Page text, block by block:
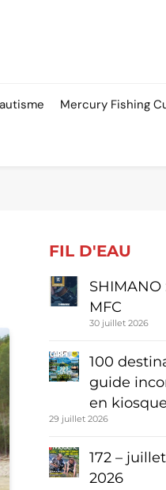
Mercury Fishing
FIL D'EAU
MFC
30 juillet 2026
100
guide
en
29 juillet 2026
172 –
2026